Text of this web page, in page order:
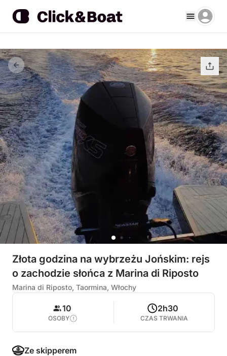
Złota godzina na wybrzeżu Jońskim: rejs
o zachodzie słońca z Marina di Riposto
Marina di Riposto, Taormina, Włochy
10
OSOBY
2h30
CZAS TRWANIA
Ze skipperem